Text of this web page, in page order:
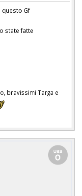
questo Gf
state fatte
bravissimi Targa e